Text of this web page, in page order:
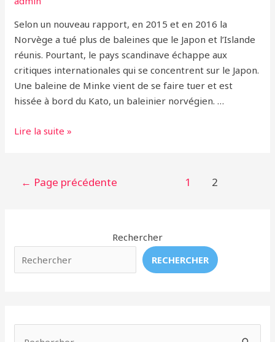
le
Japon
Selon un nouveau rapport, en 2015 et en 2016 la
Norvège a tué plus de baleines que le Japon et l’Islande
réunis. Pourtant, le pays scandinave échappe aux
critiques internationales qui se concentrent sur le Japon.
Une baleine de Minke vient de se faire tuer et est
hissée à bord du Kato, un baleinier norvégien. …
Chasse
Baleine:
Lire la suite »
Pagination
← Page précédente 1 2
Rechercher
RECHERCHER